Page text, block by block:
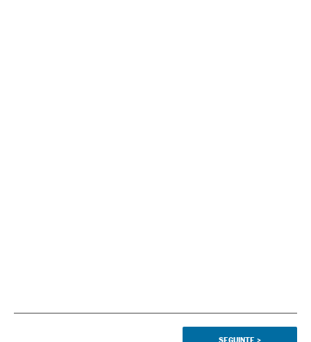
SEGUINTE >